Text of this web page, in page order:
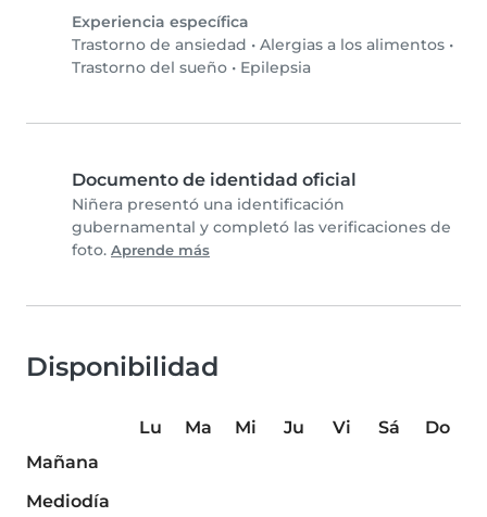
Experiencia específica
Trastorno de ansiedad • Alergias a los alimentos •
Trastorno del sueño • Epilepsia
Documento de identidad oficial
Niñera presentó una identificación
gubernamental y completó las verificaciones de
foto. Aprende más
Disponibilidad
Lu Ma Mi Ju Vi Sá
Do
Mañana
Mediodía